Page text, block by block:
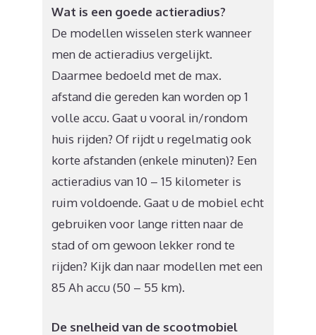
Wat is een goede actieradius?
De modellen wisselen sterk wanneer
men de actieradius vergelijkt.
Daarmee bedoeld met de max.
afstand die gereden kan worden op 1
volle accu. Gaat u vooral in/rondom
huis rijden? Of rijdt u regelmatig ook
korte afstanden (enkele minuten)? Een
actieradius van 10 – 15 kilometer is
ruim voldoende. Gaat u de mobiel echt
gebruiken voor lange ritten naar de
stad of om gewoon lekker rond te
rijden? Kijk dan naar modellen met een
85 Ah accu (50 – 55 km).
De snelheid van de scootmobiel